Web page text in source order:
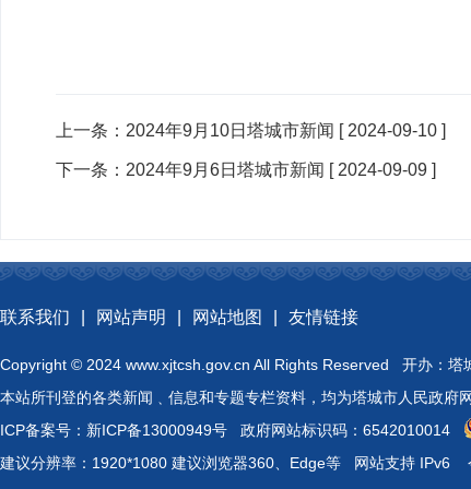
上一条： 2024年9月10日塔城市新闻 [ 2024-09-10 ]
下一条： 2024年9月6日塔城市新闻 [ 2024-09-09 ]
联系我们 网站声明 网站地图 友情链接
Copyright © 2024 www.xjtcsh.gov.cn All Rights Reserved 开办：
本站所刊登的各类新闻﹑信息和专题专栏资料，均为塔城市人民政府
ICP备案号： 新ICP备13000949号 政府网站标识码：6542010014
建议分辨率：1920*1080 建议浏览器360、Edge等 网站支持 IPv6